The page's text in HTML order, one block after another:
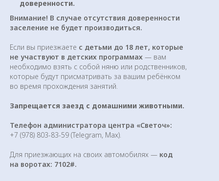
доверенности.
Внимание! В случае отсутствия доверенности
заселение не будет производиться.
Если вы приезжаете с детьми до 18 лет, которые
не участвуют в детских программах — вам
необходимо взять с собой няню или родственников,
которые будут присматривать за вашим ребёнком
во время прохождения занятий.
Запрещается заезд с домашними животными.
Телефон администратора центра «Светоч»:
+7 (978) 803-83-59 (Telegram, Мах).
Для приезжающих на своих автомобилях — код
на воротах: 7102#.
Присоединяйтесь к нам в социальных сетях